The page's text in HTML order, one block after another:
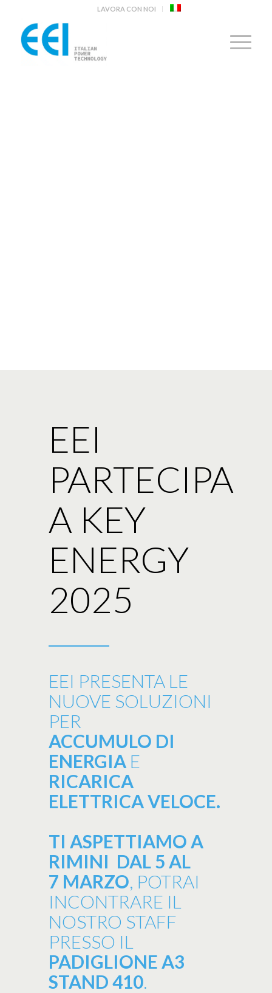
LAVORA CON NOI
EEI
PARTECIPA
A KEY
ENERGY
2025
EEI PRESENTA LE
NUOVE SOLUZIONI
PER
ACCUMULO DI
ENERGIA E
RICARICA
ELETTRICA VELOCE.
TI ASPETTIAMO A
RIMINI DAL 5 AL
7 MARZO, POTRAI
INCONTRARE IL
NOSTRO STAFF
PRESSO IL
PADIGLIONE A3
STAND 410.